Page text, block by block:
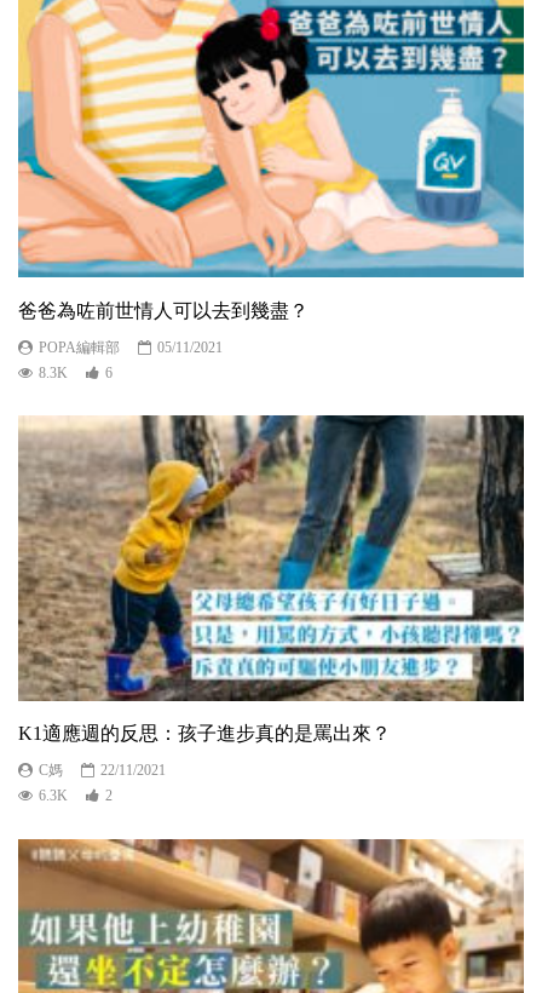
爸爸為咗前世情人可以去到幾盡？
POPA編輯部
05/11/2021
8.3K
6
K1適應週的反思：孩子進步真的是罵出來？
C媽
22/11/2021
6.3K
2